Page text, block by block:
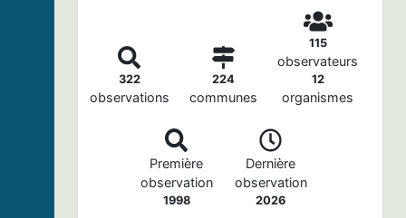
322
observations
224
communes
115
observateurs
12
organismes
Première
observation
1998
Dernière
observation
2026